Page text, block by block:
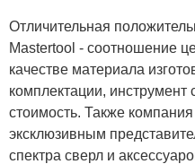
Отличительная
Mastertool - соотношение
качестве материала
комплектации,
стоимость. Также
эксклюзивным
спектра сверл и